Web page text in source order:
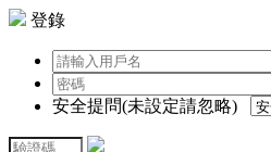
登錄
安全提問(未設定請忽略)